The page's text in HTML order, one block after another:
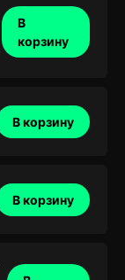
В
корзину
В корзину
В корзину